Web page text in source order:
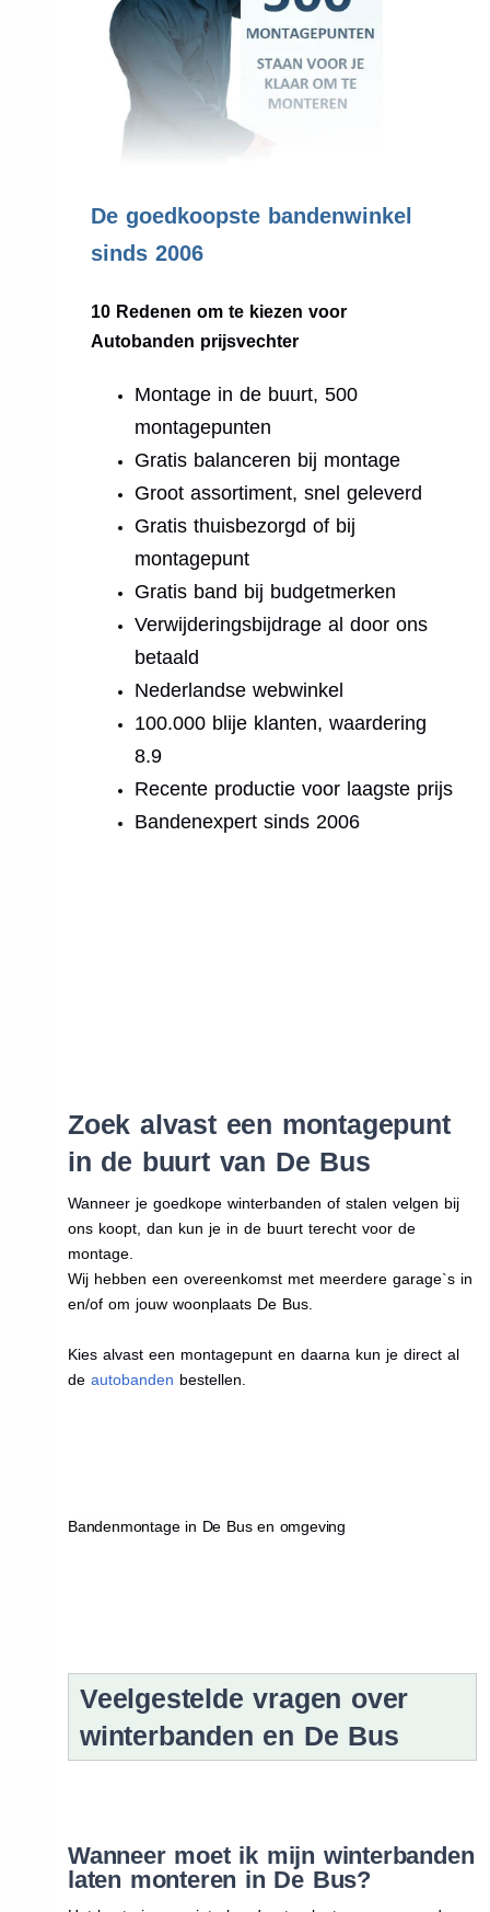
De goedkoopste bandenwinkel
sinds 2006
10 Redenen om te kiezen voor
Autobanden prijsvechter
Montage in de buurt, 500
montagepunten
Gratis balanceren bij montage
Groot assortiment, snel geleverd
Gratis thuisbezorgd of bij
montagepunt
Gratis band bij budgetmerken
Verwijderingsbijdrage al door ons
betaald
Nederlandse webwinkel
100.000 blije klanten, waardering
8.9
Recente productie voor laagste prijs
Bandenexpert sinds 2006
Zoek alvast een montagepunt
in de buurt van De Bus
Wanneer je goedkope winterbanden of stalen velgen bij
ons koopt, dan kun je in de buurt terecht voor de
montage.
Wij hebben een overeenkomst met meerdere garage`s in
en/of om jouw woonplaats De Bus.
Kies alvast een montagepunt en daarna kun je direct al
de autobanden bestellen.
Bandenmontage in De Bus en omgeving
Veelgestelde vragen over
winterbanden en De Bus
Wanneer moet ik mijn winterbanden
laten monteren in De Bus?